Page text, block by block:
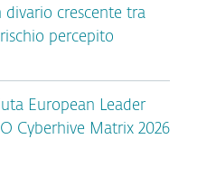
divario crescente tra
percepito
European Leader
Cyberhive Matrix 2026